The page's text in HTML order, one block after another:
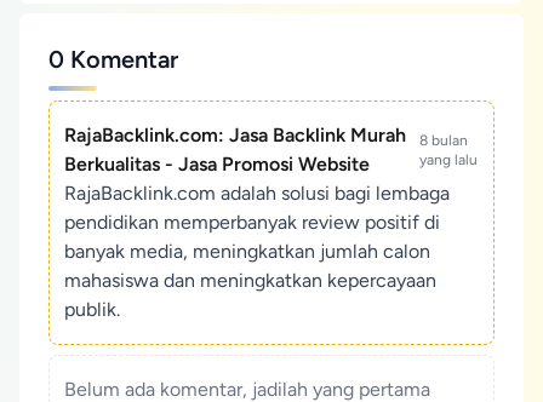
0 Komentar
RajaBacklink.com: Jasa Backlink Murah
Berkualitas - Jasa Promosi Website
8 bulan
yang lalu
RajaBacklink.com adalah solusi bagi lembaga
pendidikan memperbanyak review positif di
banyak media, meningkatkan jumlah calon
mahasiswa dan meningkatkan kepercayaan
publik.
Belum ada komentar, jadilah yang pertama